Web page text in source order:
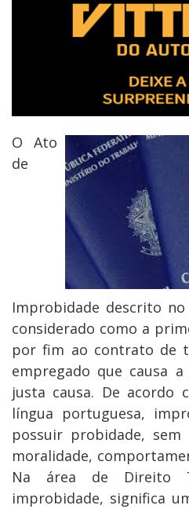
O Ato
de
Improbidade descrito
considerado como a
por fim ao contrato de
empregado que causa
justa causa. De acordo
língua portuguesa,
possuir probidade,
moralidade,
Na área de Direito
improbidade, significa